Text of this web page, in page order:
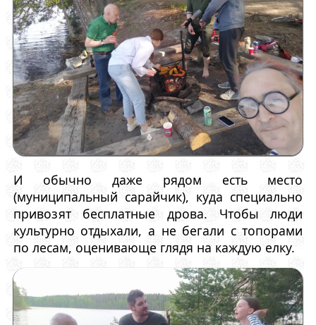
И обычно даже рядом есть место
(муниципальный сарайчик), куда специально
привозят бесплатные дрова. Чтобы люди
культурно отдыхали, а не бегали с топорами
по лесам, оценивающе глядя на каждую елку.